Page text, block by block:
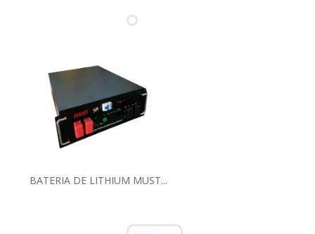
BATERIA DE LITHIUM MUST...